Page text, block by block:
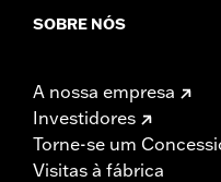
SOBRE NÓS
A nossa empresa
Investidores
Torne-se um
Visitas à fábrica